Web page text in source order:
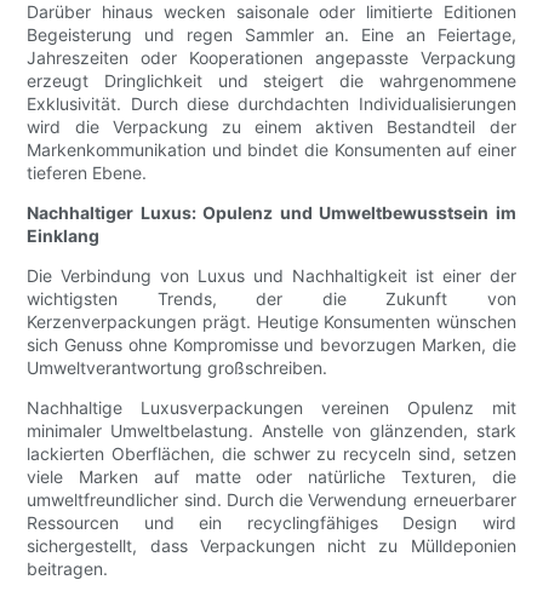
Darüber hinaus wecken saisonale oder limitierte Editionen
Begeisterung und regen Sammler an. Eine an Feiertage,
Jahreszeiten oder Kooperationen angepasste Verpackung
erzeugt Dringlichkeit und steigert die wahrgenommene
Exklusivität. Durch diese durchdachten Individualisierungen
wird die Verpackung zu einem aktiven Bestandteil der
Markenkommunikation und bindet die Konsumenten auf einer
tieferen Ebene.
Nachhaltiger Luxus: Opulenz und Umweltbewusstsein im
Einklang
Die Verbindung von Luxus und Nachhaltigkeit ist einer der
wichtigsten Trends, der die Zukunft von
Kerzenverpackungen prägt. Heutige Konsumenten wünschen
sich Genuss ohne Kompromisse und bevorzugen Marken, die
Umweltverantwortung großschreiben.
Nachhaltige Luxusverpackungen vereinen Opulenz mit
minimaler Umweltbelastung. Anstelle von glänzenden, stark
lackierten Oberflächen, die schwer zu recyceln sind, setzen
viele Marken auf matte oder natürliche Texturen, die
umweltfreundlicher sind. Durch die Verwendung erneuerbarer
Ressourcen und ein recyclingfähiges Design wird
sichergestellt, dass Verpackungen nicht zu Mülldeponien
beitragen.